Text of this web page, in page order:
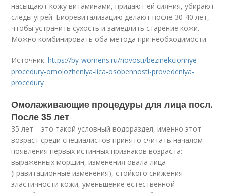
насыщают кожу витаминами, придают ей сияния, убирают
следы угрей. Биоревитализацию делают после 30-40 лет,
чтобы устранить сухость и замедлить старение кожи.
Можно комбинировать оба метода при необходимости.
Источник:https://by-womens.ru/novosti/bezinekcionnye-
procedury-omolozheniya-lica-osobennosti-provedeniya-
procedury
Омолаживающие процедуры для лица посл.
После 35 лет
35 лет – это такой условный водораздел, именно этот
возраст среди специалистов принято считать началом
появления первых истинных признаков возраста:
выраженных морщин, изменения овала лица
(гравитационные изменения), стойкого снижения
эластичности кожи, уменьшение естественной